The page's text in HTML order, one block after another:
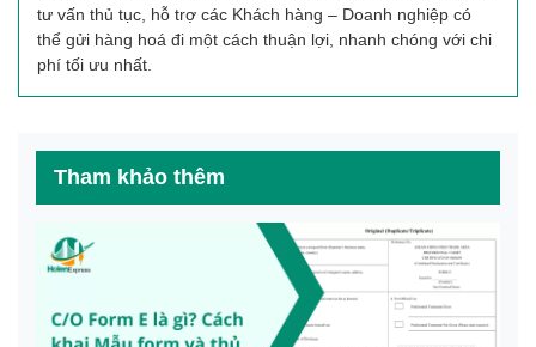
tư vấn thủ tục, hỗ trợ các Khách hàng – Doanh nghiệp có
thể gửi hàng hoá đi một cách thuận lợi, nhanh chóng với chi
phí tối ưu nhất.
Tham khảo thêm